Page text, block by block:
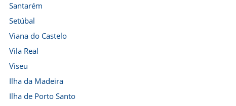
Santarém
Setúbal
Viana do Castelo
Vila Real
Viseu
Ilha da Madeira
Ilha de Porto Santo